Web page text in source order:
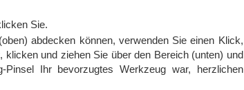
Sie.
abdecken können, verwenden Sie einen Klick,
und ziehen Sie über den Bereich (unten) und
Ihr bevorzugtes Werkzeug war, herzlichen